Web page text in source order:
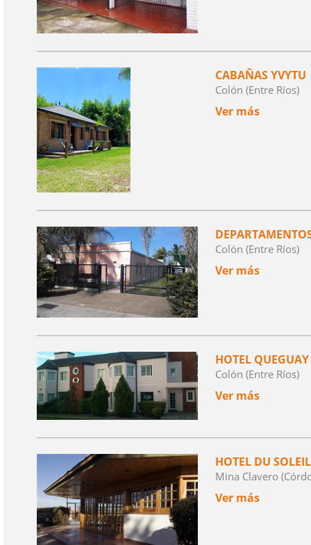
CABAÑAS YVYTU
Colón (Entre Ríos)
Ver más
Colón (Entre Ríos)
Ver más
HOTEL QUEGUAY
Colón (Entre Ríos)
Ver más
HOTEL DU SOLEIL
Mina Clavero
Ver más